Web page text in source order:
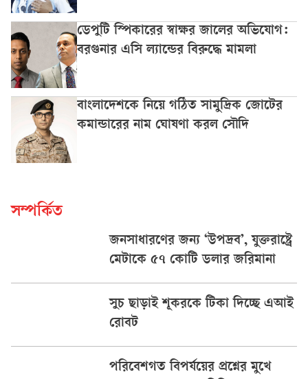
ডেপুটি স্পিকারের স্বাক্ষর জালের অভিযোগ:
বরগুনার এসি ল্যান্ডের বিরুদ্ধে মামলা
বাংলাদেশকে নিয়ে গঠিত সামুদ্রিক জোটের
কমান্ডারের নাম ঘোষণা করল সৌদি
সম্পর্কিত
জনসাধারণের জন্য ‘উপদ্রব’, যুক্তরাষ্ট্রে
মেটাকে ৫৭ কোটি ডলার জরিমানা
সুচ ছাড়াই শূকরকে টিকা দিচ্ছে এআই
রোবট
পরিবেশগত বিপর্যয়ের প্রশ্নের মুখে